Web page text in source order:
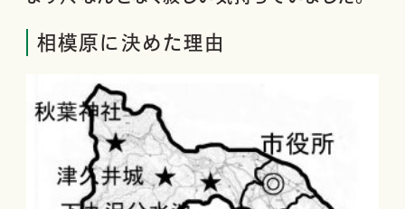
相模原に決めた理由